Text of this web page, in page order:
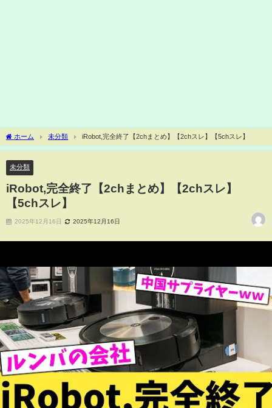
ホーム 未分類 iRobot,完全終了【2chまとめ】【2chスレ】【5chスレ】
未分類
iRobot,完全終了【2chまとめ】【2chスレ】
【5chスレ】
2025年12月16日 2025年12月16日